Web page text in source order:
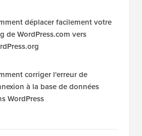
déplacer facilement votre
de WordPress.com vers
corriger l'erreur de
à la base de données
WordPress